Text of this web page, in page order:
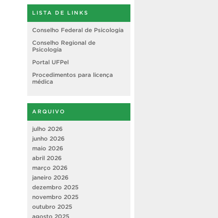
LISTA DE LINKS
Conselho Federal de Psicologia
Conselho Regional de
Psicologia
Portal UFPel
Procedimentos para licença
médica
ARQUIVO
julho 2026
junho 2026
maio 2026
abril 2026
março 2026
janeiro 2026
dezembro 2025
novembro 2025
outubro 2025
agosto 2025